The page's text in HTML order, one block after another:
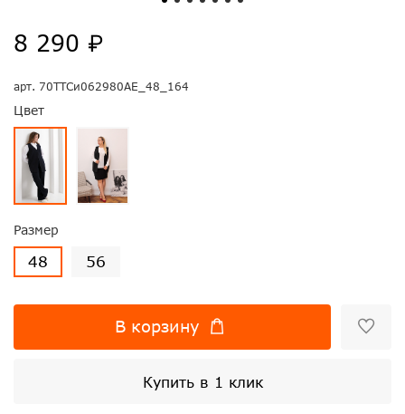
арт. 70ТТСи062980АЕ_48_164
Цвет
Размер
48 56
8 290 ₽
В корзину
Купить в 1 клик